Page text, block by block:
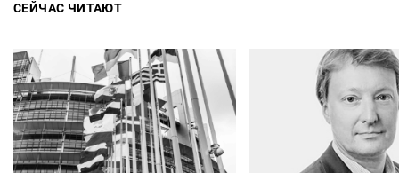
СЕЙЧАС ЧИТАЮТ